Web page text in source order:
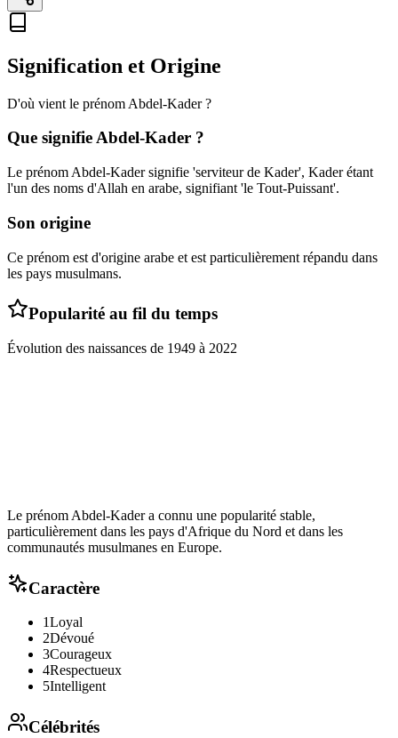
Signification et Origine
D'où vient le prénom Abdel-Kader?
Que signifieAbdel-Kader ?
Le prénom Abdel-Kader signifie 'serviteur de Kader', Kader étant
l'un des noms d'Allah en arabe, signifiant 'le Tout-Puissant'.
Son origine
Ce prénom est d'origine arabe et est particulièrement répandu dans
les pays musulmans.
Popularité au fil du temps
Évolution des naissances de 1949 à 2022
Le prénom Abdel-Kader a connu une popularité stable,
particulièrement dans les pays d'Afrique du Nord et dans les
communautés musulmanes en Europe.
Caractère
1Loyal
2Dévoué
3Courageux
4Respectueux
5Intelligent
Célébrités